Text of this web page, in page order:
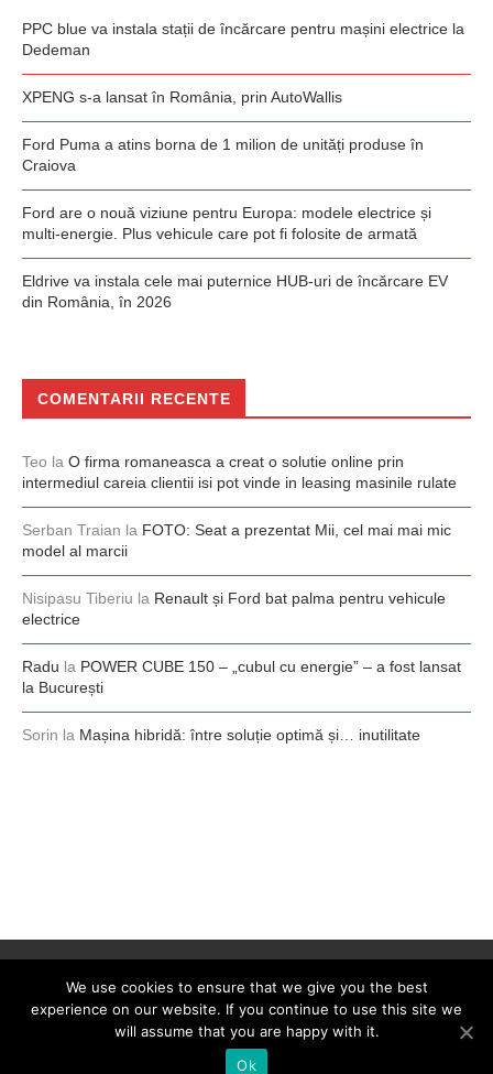
PPC blue va instala stații de încărcare pentru mașini electrice la
Dedeman
XPENG s-a lansat în România, prin AutoWallis
Ford Puma a atins borna de 1 milion de unități produse în
Craiova
Ford are o nouă viziune pentru Europa: modele electrice și
multi-energie. Plus vehicule care pot fi folosite de armată
Eldrive va instala cele mai puternice HUB-uri de încărcare EV
din România, în 2026
COMENTARII RECENTE
Teo la O firma romaneasca a creat o solutie online prin
intermediul careia clientii isi pot vinde in leasing masinile rulate
Serban Traian la FOTO: Seat a prezentat Mii, cel mai mai mic
model al marcii
Nisipasu Tiberiu la Renault și Ford bat palma pentru vehicule
electrice
Radu la POWER CUBE 150 – „cubul cu energie” – a fost lansat
la București
Sorin la Mașina hibridă: între soluție optimă și… inutilitate
We use cookies to ensure that we give you the best
experience on our website. If you continue to use this site we
will assume that you are happy with it.
Ok